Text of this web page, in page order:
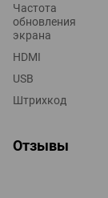
Частота
обновления
экрана
HDMI
USB
Штрихкод
Отзывы